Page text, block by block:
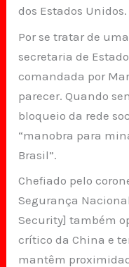
dos Estados Unidos.
Por se tratar de
secretaria de
comandada por
parecer. Quando
bloqueio da rede
“manobra para
Brasil”.
Chefiado pelo
Segurança
Security] também
crítico da China e
mantêm